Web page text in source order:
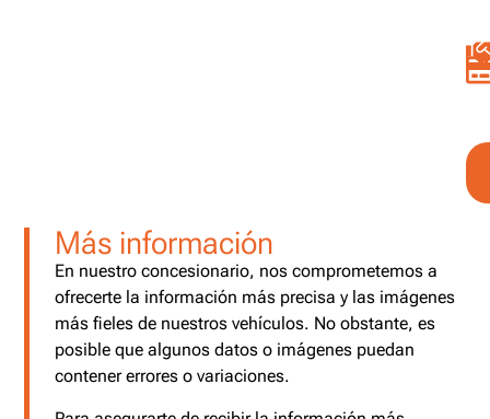
Más información
En nuestro concesionario, nos comprometemos a
ofrecerte la información más precisa y las imágenes
más fieles de nuestros vehículos. No obstante, es
posible que algunos datos o imágenes puedan
contener errores o variaciones.